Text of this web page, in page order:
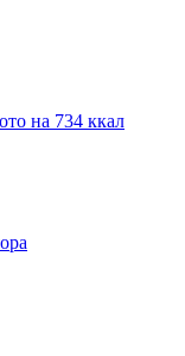
на 734 ккал